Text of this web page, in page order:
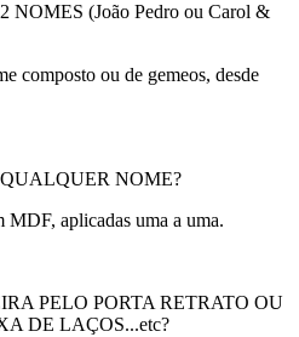
NOMES (João Pedro ou Carol &
composto ou de gemeos, desde
NOME?
MDF, aplicadas uma a uma.
PELO PORTA RETRATO OU
DE LAÇOS...etc?